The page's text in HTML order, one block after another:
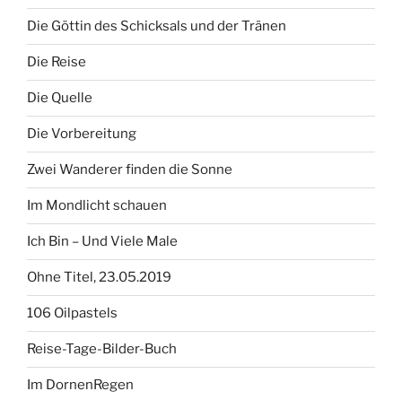
Die Göttin des Schicksals und der Tränen
Die Reise
Die Quelle
Die Vorbereitung
Zwei Wanderer finden die Sonne
Im Mondlicht schauen
Ich Bin – Und Viele Male
Ohne Titel, 23.05.2019
106 Oilpastels
Reise-Tage-Bilder-Buch
Im DornenRegen